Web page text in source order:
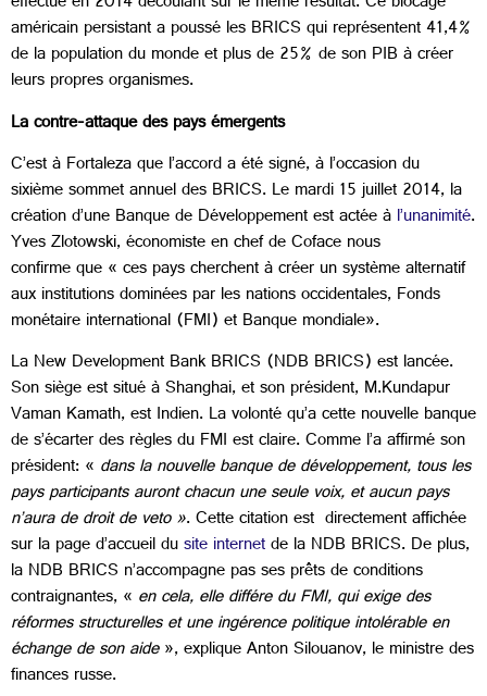
américain persistant a poussé les BRICS qui représentent 41,4%
de la population du monde et plus de 25% de son PIB à créer
leurs propres organismes.
La contre-attaque des pays émergents
C’est à Fortaleza que l’accord a été signé, à l’occasion du
sixième sommet annuel des BRICS. Le mardi 15 juillet 2014, la
création d’une Banque de Développement est actée àl’unanimité.
Yves Zlotowski, économiste en chef de Coface nous
confirme que « ces pays cherchent à créer un système alternatif
aux institutions dominées par les nations occidentales, Fonds
monétaire international (FMI) et Banque mondiale».
La New Development Bank BRICS (NDB BRICS) est lancée.
Son siège est situé à Shanghai, et son président, M.Kundapur
Vaman Kamath, est Indien. La volonté qu’a cette nouvelle banque
de s’écarter des règles du FMI est claire. Comme l’a affirmé son
président: « dans la nouvelle banque de développement, tous les
pays participants auront chacun une seule voix, et aucun pays
n’aura de droit de veto ». Cette citation est directement affichée
sur la page d’accueil dusite internetde la NDB BRICS. De plus,
la NDB BRICS n’accompagne pas ses prêts de conditions
contraignantes, « en cela, elle différe du FMI, qui exige des
réformes structurelles et une ingérence politique intolérable en
échange de son aide», explique Anton Silouanov, le ministre des
finances russe.